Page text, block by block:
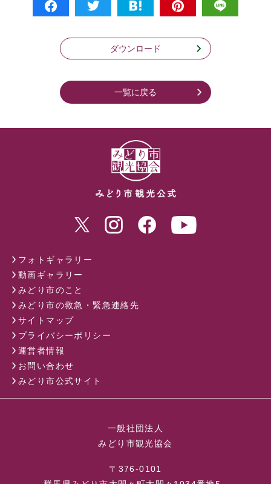
ダウンロード
一覧に戻る
フォトギャラリー
動画ギャラリー
みどり市のこと
みどり市の救急・緊急連絡先
サイトマップ
プライバシーポリシー
運営者情報
お問い合わせ
みどり市公式サイト
一般社団法人
みどり市観光協会
〒376-0101